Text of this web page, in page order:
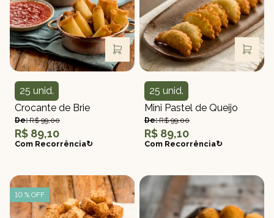
Quantidade
25 unid.
Crocante de Brie
De:R$ 99,00
R$ 89,10
Com Recorrência↻
Quantidade
25 unid.
Mini Pastel de Queijo
De:R$ 99,00
R$ 89,10
Com Recorrência↻
10 % OFF